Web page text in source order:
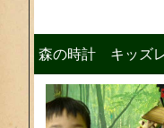
森の時計 キッズ